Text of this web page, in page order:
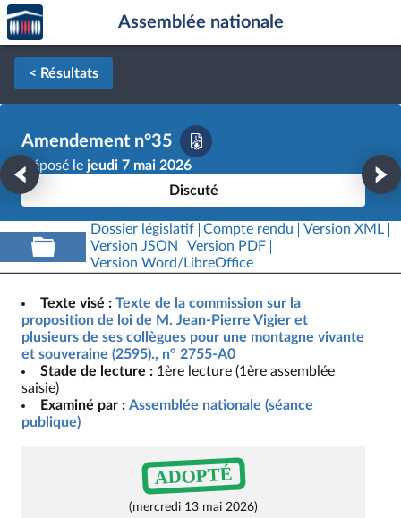
Aller au contenu
Aller en bas de la page
Accèder
à la
page
d'accueil
Assemblée nationale
< Résultats
Amendement n°35
Déposé le jeudi 7 mai 2026
Discuté
Dossier législatif Compte rendu
Version XML
Version JSON
Version PDF
Version Word/LibreOffice
Texte visé : Texte de la commission sur la
proposition de loi de M. Jean-Pierre Vigier et
plusieurs de ses collègues pour une montagne vivante
et souveraine (2595)., n° 2755-A0
Stade de lecture : 1ère lecture (1ère assemblée
saisie)
Examiné par : Assemblée nationale (séance
publique)
ADOPTÉ
(mercredi 13 mai 2026)